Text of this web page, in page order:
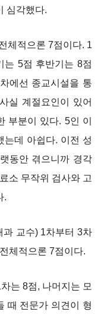
심각했다.
체적으론 7점이다. 1
는 5점 후반기는 8점
에선 종교시설을 통
실 계절요인이 있어
부분이 있다. 5인 이
는데 아쉽다. 이전 성
동안 겪으니까 경각
소 무작위 검사와 고
.
교수) 1차부터 3차
체적으론 7점이다.
는 8점, 나머지는 모
때 전문가 의견이 형